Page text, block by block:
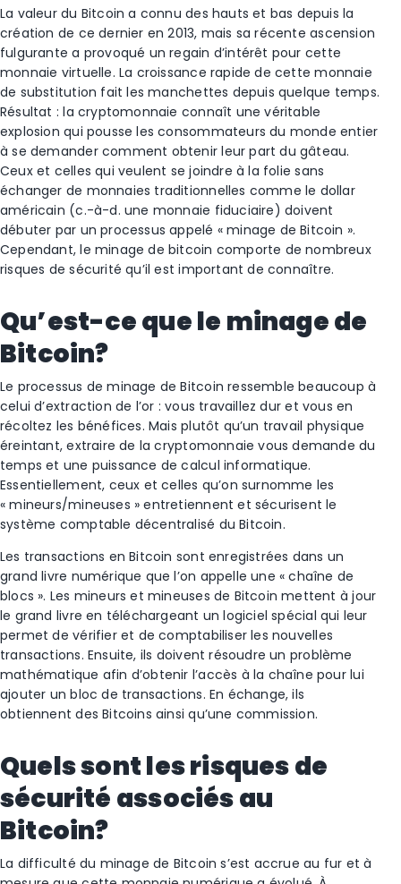
La valeur du Bitcoin a connu des hauts et bas depuis la
création de ce dernier en 2013, mais sa récente ascension
fulgurante a provoqué un regain d’intérêt pour cette
monnaie virtuelle. La croissance rapide de cette monnaie
de substitution fait les manchettes depuis quelque temps.
Résultat : la cryptomonnaie connaît une véritable
explosion qui pousse les consommateurs du monde entier
à se demander comment obtenir leur part du gâteau.
Ceux et celles qui veulent se joindre à la folie sans
échanger de monnaies traditionnelles comme le dollar
américain (c.-à-d. une monnaie fiduciaire) doivent
débuter par un processus appelé « minage de Bitcoin ».
Cependant, le minage de bitcoin comporte de nombreux
risques de sécurité qu’il est important de connaître.
Qu’est-ce que le minage de
Bitcoin?
Le processus de minage de Bitcoin ressemble beaucoup à
celui d’extraction de l’or : vous travaillez dur et vous en
récoltez les bénéfices. Mais plutôt qu’un travail physique
éreintant, extraire de la cryptomonnaie vous demande du
temps et une puissance de calcul informatique.
Essentiellement, ceux et celles qu’on surnomme les
« mineurs/mineuses » entretiennent et sécurisent le
système comptable décentralisé du Bitcoin.
Les transactions en Bitcoin sont enregistrées dans un
grand livre numérique que l’on appelle une « chaîne de
blocs ». Les mineurs et mineuses de Bitcoin mettent à jour
le grand livre en téléchargeant un logiciel spécial qui leur
permet de vérifier et de comptabiliser les nouvelles
transactions. Ensuite, ils doivent résoudre un problème
mathématique afin d’obtenir l’accès à la chaîne pour lui
ajouter un bloc de transactions. En échange, ils
obtiennent des Bitcoins ainsi qu’une commission.
Quels sont les risques de
sécurité associés au
Bitcoin?
La difficulté du minage de Bitcoin s’est accrue au fur et à